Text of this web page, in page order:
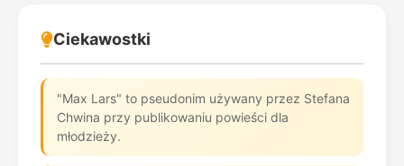
Ciekawostki
"Max Lars" to pseudonim używany przez Stefana
Chwina przy publikowaniu powieści dla
młodzieży.